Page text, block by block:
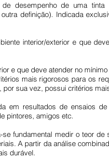
desempenho de uma
definição). Indicada
interior/exterior e que
e que deve atender no
mais rigorosos para os
sua vez, possui critérios
em resultados de ensaios
pintores, amigos etc.
fundamental medir o teor
A partir da análise
durável.